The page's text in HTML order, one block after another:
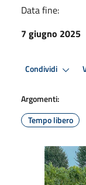
Data fine:
7 giugno 2025
Condividi
Argomenti:
Tempo libero